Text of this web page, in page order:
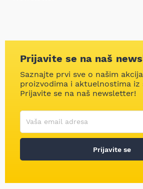
Prijavite se na naš
Saznajte prvi sve o našim
proizvodima i aktuelnostima iz
Prijavite se na naš newsletter!
Korisničko ime
Vaša email adresa
Prijavite se